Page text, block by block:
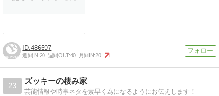
486597
週間IN:20 週間OUT:40 月間IN:20
23
ズッキーの棲み家
芸能情報や時事ネタを素早く為になるようにお伝えします！